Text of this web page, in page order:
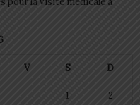
V S D
1 2